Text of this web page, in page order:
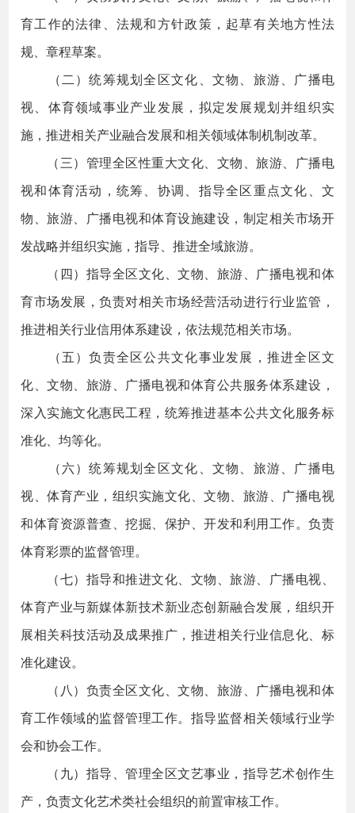
育工作的法律、法规和方针政策，起草有关地方性法
规、章程草案。
（二）统筹规划全区文化、文物、旅游、广播电
视、体育领域事业产业发展，拟定发展规划并组织实
施，推进相关产业融合发展和相关领域体制机制改革。
（三）管理全区性重大文化、文物、旅游、广播电
视和体育活动，统筹、协调、指导全区重点文化、文
物、旅游、广播电视和体育设施建设，制定相关市场开
发战略并组织实施，指导、推进全域旅游。
（四）指导全区文化、文物、旅游、广播电视和体
育市场发展，负责对相关市场经营活动进行行业监管，
推进相关行业信用体系建设，依法规范相关市场。
（五）负责全区公共文化事业发展，推进全区文
化、文物、旅游、广播电视和体育公共服务体系建设，
深入实施文化惠民工程，统筹推进基本公共文化服务标
准化、均等化。
（六）统筹规划全区文化、文物、旅游、广播电
视、体育产业，组织实施文化、文物、旅游、广播电视
和体育资源普查、挖掘、保护、开发和利用工作。负责
体育彩票的监督管理。
（七）指导和推进文化、文物、旅游、广播电视、
体育产业与新媒体新技术新业态创新融合发展，组织开
展相关科技活动及成果推广，推进相关行业信息化、标
准化建设。
（八）负责全区文化、文物、旅游、广播电视和体
育工作领域的监督管理工作。指导监督相关领域行业学
会和协会工作。
（九）指导、管理全区文艺事业，指导艺术创作生
产，负责文化艺术类社会组织的前置审核工作。